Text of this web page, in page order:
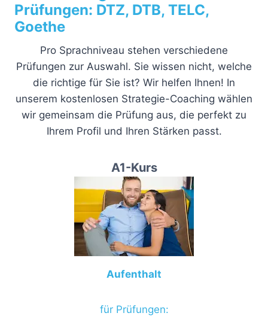
Prüfungen: DTZ, DTB, TELC,
Goethe
Pro Sprachniveau stehen verschiedene
Prüfungen zur Auswahl. Sie wissen nicht, welche
die richtige für Sie ist? Wir helfen Ihnen! In
unserem kostenlosen Strategie-Coaching wählen
wir gemeinsam die Prüfung aus, die perfekt zu
Ihrem Profil und Ihren Stärken passt.
A1-Kurs
Aufenthalt
für Prüfungen: